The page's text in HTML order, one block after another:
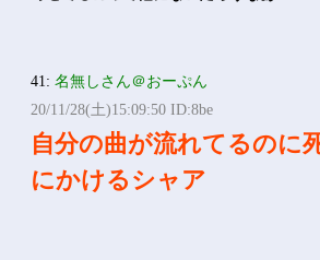
41:名無しさん＠おーぷん
20/11/28(土)15:09:50 ID:8be
自分の曲が流れてるのに
にかけるシャア